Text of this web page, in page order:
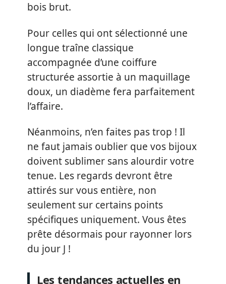
bois brut.
Pour celles qui ont sélectionné une
longue traîne classique
accompagnée d’une coiffure
structurée assortie à un maquillage
doux, un diadème fera parfaitement
l’affaire.
Néanmoins, n’en faites pas trop ! Il
ne faut jamais oublier que vos bijoux
doivent sublimer sans alourdir votre
tenue. Les regards devront être
attirés sur vous entière, non
seulement sur certains points
spécifiques uniquement. Vous êtes
prête désormais pour rayonner lors
du jour J !
Les tendances actuelles en